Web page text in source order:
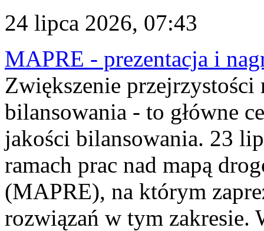
24 lipca 2026, 07:43
MAPRE - prezentacja i
Zwiększenie
bilansowania - to główne
jakości bilansowania. 23
ramach prac nad mapą
(MAPRE), na którym
rozwiązań w tym zakresie.